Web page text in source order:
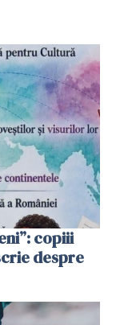
copiii
despre